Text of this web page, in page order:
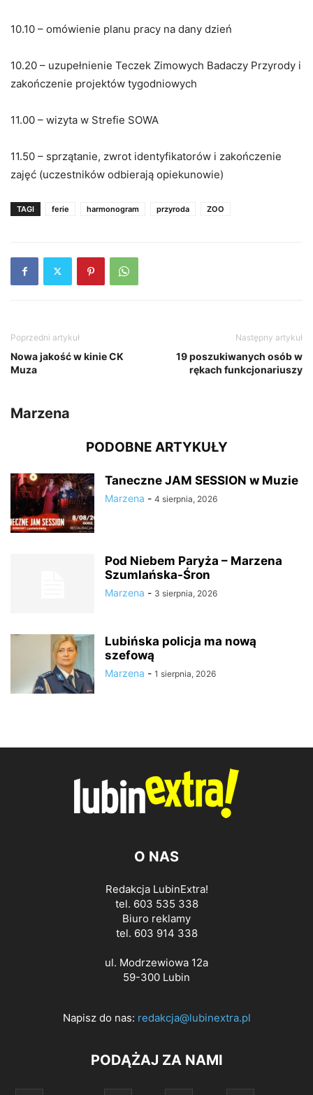
10.10 – omówienie planu pracy na dany dzień
10.20 – uzupełnienie Teczek Zimowych Badaczy Przyrody i
zakończenie projektów tygodniowych
11.00 – wizyta w Strefie SOWA
11.50 – sprzątanie, zwrot identyfikatorów i zakończenie
zajęć (uczestników odbierają opiekunowie)
TAGI ferie harmonogram przyroda ZOO
Poprzedni artykuł
Nowa jakość w kinie CK
Muza
Następny artykuł
19 poszukiwanych osób w
rękach funkcjonariuszy
Marzena
PODOBNE ARTYKUŁY
Taneczne JAM SESSION w Muzie
Marzena - 4 sierpnia, 2026
Pod Niebem Paryża – Marzena
Szumlańska-Śron
Marzena - 3 sierpnia, 2026
Lubińska policja ma nową
szefową
Marzena - 1 sierpnia, 2026
O NAS
Redakcja LubinExtra!
tel. 603 535 338
Biuro reklamy
tel. 603 914 338
ul. Modrzewiowa 12a
59-300 Lubin
Napisz do nas: redakcja@lubinextra.pl
PODĄŻAJ ZA NAMI